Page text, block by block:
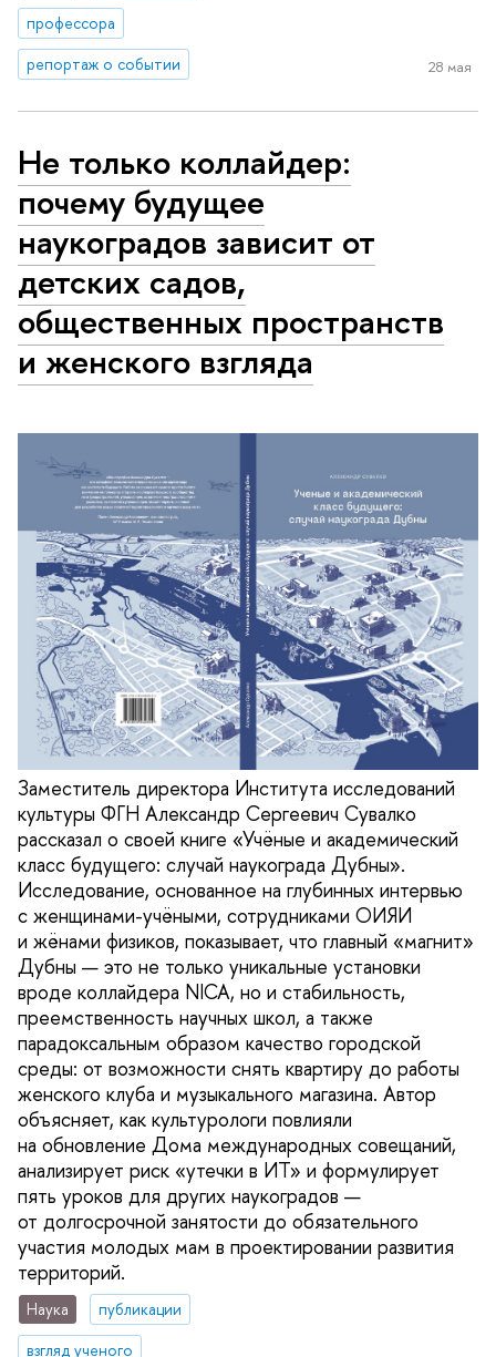
профессора
репортаж о событии
28 мая
Не только коллайдер:
почему будущее
наукоградов зависит от
детских садов,
общественных пространств
и женского взгляда
Заместитель директора Института исследований
культуры ФГН Александр Сергеевич Сувалко
рассказал о своей книге «Учёные и академический
класс будущего: случай наукограда Дубны».
Исследование, основанное на глубинных интервью
с женщинами-учёными, сотрудниками ОИЯИ
и жёнами физиков, показывает, что главный «магнит»
Дубны — это не только уникальные установки
вроде коллайдера NICA, но и стабильность,
преемственность научных школ, а также
парадоксальным образом качество городской
среды: от возможности снять квартиру до работы
женского клуба и музыкального магазина. Автор
объясняет, как культурологи повлияли
на обновление Дома международных совещаний,
анализирует риск «утечки в ИТ» и формулирует
пять уроков для других наукоградов —
от долгосрочной занятости до обязательного
участия молодых мам в проектировании развития
территорий.
Наука
публикации
взгляд ученого